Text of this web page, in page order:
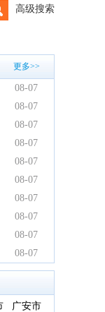
项目管理有限
高级搜索
更多>>
08-07
08-07
08-07
08-07
08-07
08-07
08-07
08-07
08-07
08-07
广安市